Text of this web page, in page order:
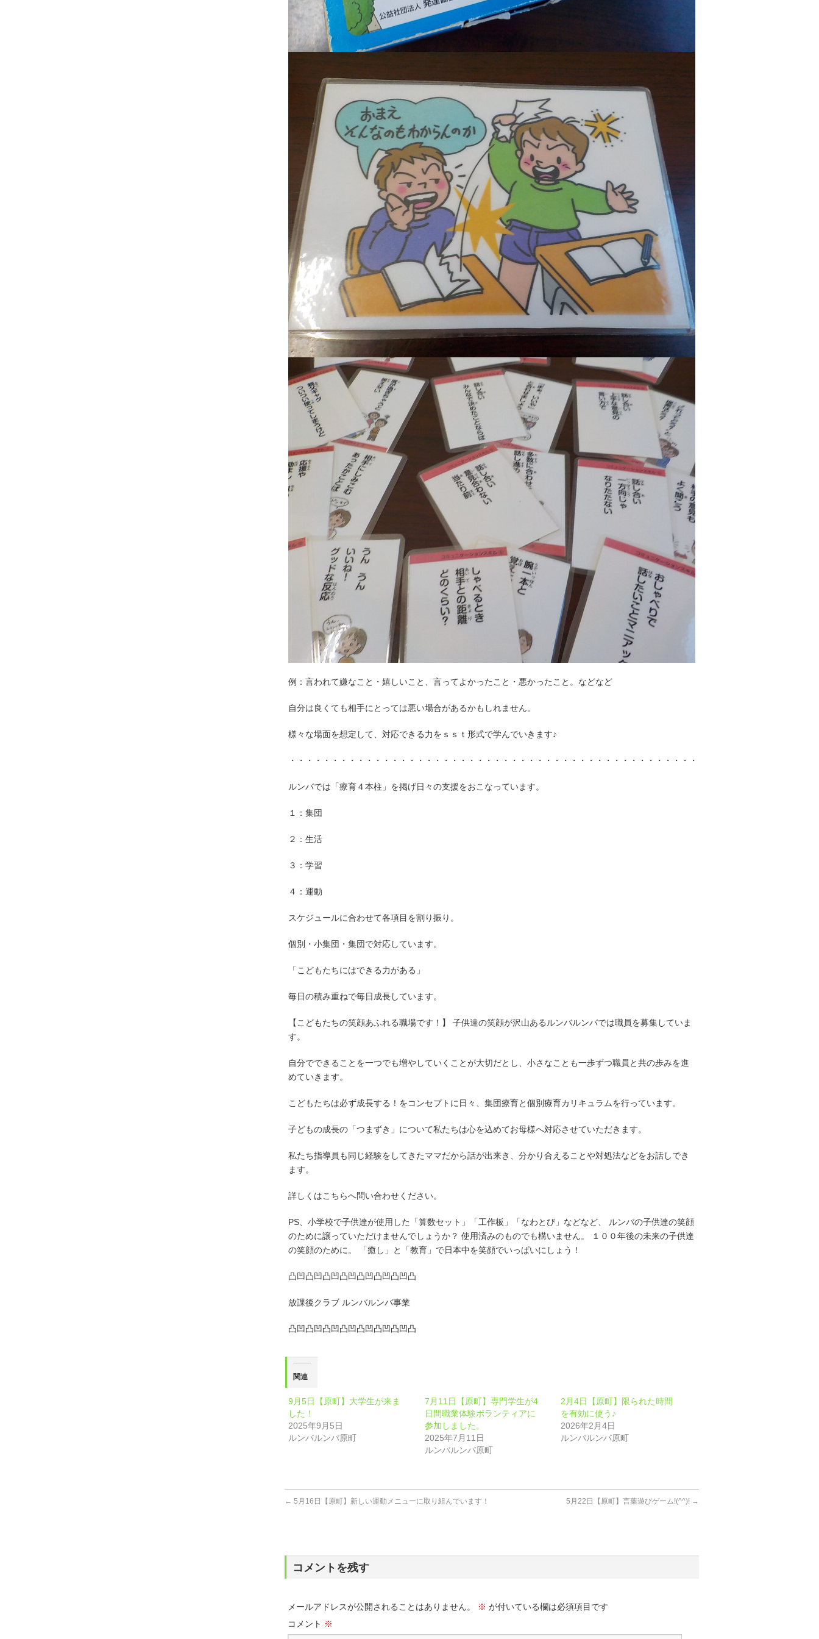
例：言われて嫌なこと・嬉しいこと、言ってよかったこと・悪かったこと。などなど
自分は良くても相手にとっては悪い場合があるかもしれません。
様々な場面を想定して、対応できる力をｓｓｔ形式で学んでいきます♪
・・・・・・・・・・・・・・・・・・・・・・・・・・・・・・・・・・・・・・・・・・・・・・・・
ルンバでは「療育４本柱」を掲げ日々の支援をおこなっています。
１：集団
２：生活
３：学習
４：運動
スケジュールに合わせて各項目を割り振り。
個別・小集団・集団で対応しています。
「こどもたちにはできる力がある」
毎日の積み重ねで毎日成長しています。
【こどもたちの笑顔あふれる職場です！】 子供達の笑顔が沢山あるルンバルンバでは職員を募集していま
す。
自分でできることを一つでも増やしていくことが大切だとし、小さなことも一歩ずつ職員と共の歩みを進
めていきます。
こどもたちは必ず成長する！をコンセプトに日々、集団療育と個別療育カリキュラムを行っています。
子どもの成長の「つまずき」について私たちは心を込めてお母様へ対応させていただきます。
私たち指導員も同じ経験をしてきたママだから話が出来き、分かり合えることや対処法などをお話しでき
ます。
詳しくはこちらへ問い合わせください。
PS、小学校で子供達が使用した「算数セット」「工作板」「なわとび」などなど、 ルンバの子供達の笑顔
のために譲っていただけませんでしょうか？ 使用済みのものでも構いません。 １００年後の未来の子供達
の笑顔のために。 「癒し」と「教育」で日本中を笑顔でいっぱいにしょう！
凸凹凸凹凸凹凸凹凸凹凸凹凸凹凸
放課後クラブ ルンバルンバ事業
凸凹凸凹凸凹凸凹凸凹凸凹凸凹凸
関連
9月5日【原町】大学生が来ま
した！
2025年9月5日
ルンバルンバ原町
7月11日【原町】専門学生が4
日間職業体験ボランティアに
参加しました。
2025年7月11日
ルンバルンバ原町
2月4日【原町】限られた時間
を有効に使う♪
2026年2月4日
ルンバルンバ原町
← 5月16日【原町】新しい運動メニューに取り組んでいます！ 5月22日【原町】言葉遊びゲーム!(^^)! →
コメントを残す
メールアドレスが公開されることはありません。 ※ が付いている欄は必須項目です
コメント ※